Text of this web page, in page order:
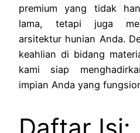
premium yang tidak
lama, tetapi juga
arsitektur hunian Anda.
keahlian di bidang
kami siap
impian Anda yang